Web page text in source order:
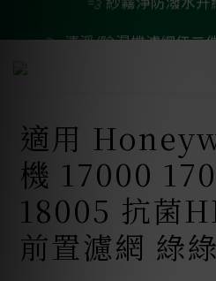
🚗 汽車濾網買
適用
機 17000
18005 抗菌
前置濾網 綠